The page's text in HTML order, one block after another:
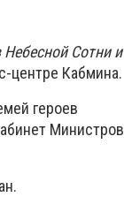
Сотни и
центре Кабмина.
героев
Министров